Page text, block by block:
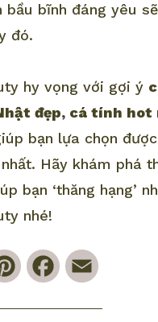
bầu bĩnh đáng yêu
đó.
hy vọng với gợi ý
đẹp, cá tính hot
bạn lựa chọn
Hãy khám phá
bạn ‘thăng hạng’
nhé!
PinterestFacebook